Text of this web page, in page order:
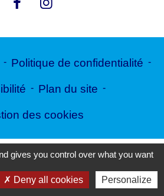
- Politique de confidentialité -
- Plan du site -
des cookies
avec Réseau des Communes
gives you control over what you want
Deny all cookies Personalize